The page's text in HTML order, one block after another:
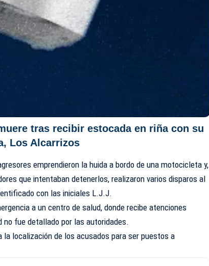
tras recibir estocada en riña con su
Los Alcarrizos
emprendieron la huida a bordo de una motocicleta y,
que intentaban detenerlos, realizaron varios disparos al
con las iniciales L.J.J.
a un centro de salud, donde recibe atenciones
no fue detallado por las autoridades.
la localización de los acusados para ser puestos a